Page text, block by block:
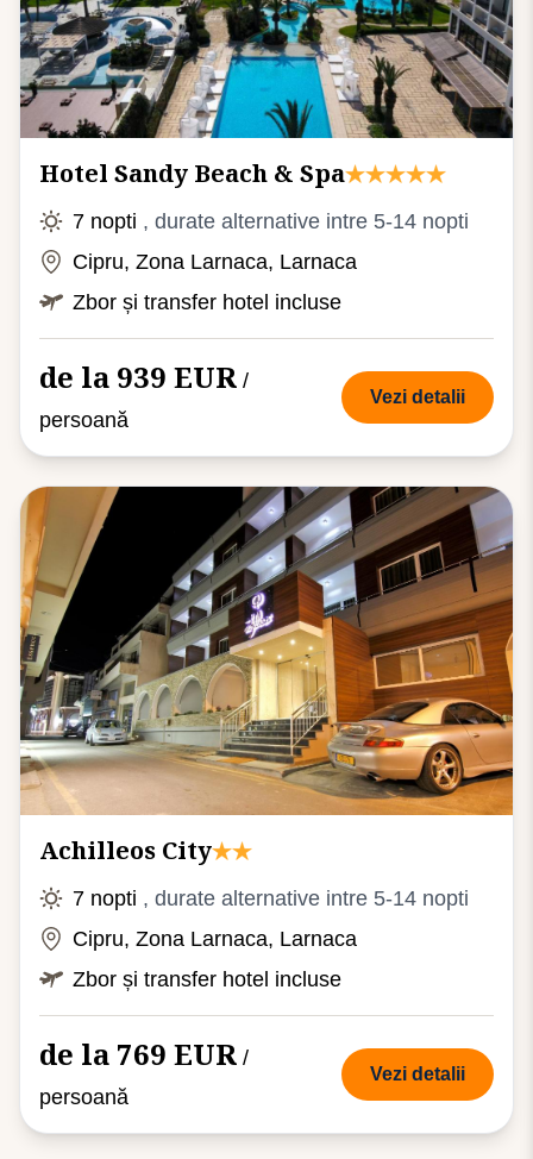
Hotel Sandy Beach & Spa
7 nopti , durate alternative intre 5-14 nopti
Cipru, Zona Larnaca, Larnaca
Zbor și transfer hotel incluse
de la 939 EUR /
persoană
Vezi detalii
Achilleos City
7 nopti , durate alternative intre 5-14 nopti
Cipru, Zona Larnaca, Larnaca
Zbor și transfer hotel incluse
de la 769 EUR /
persoană
Vezi detalii